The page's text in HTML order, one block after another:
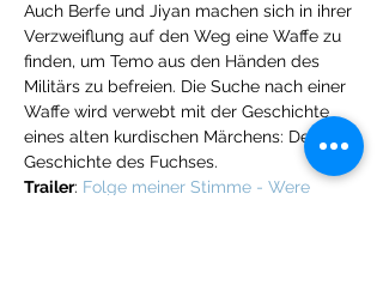
Auch Berfe und Jiyan machen sich in ihrer
Verzweiflung auf den Weg eine Waffe zu
finden, um Temo aus den Händen des
Militärs zu befreien. Die Suche nach einer
Waffe wird verwebt mit der Geschichte
eines alten kurdischen Märchens: Der
Geschichte des Fuchses.
Trailer: Folge meiner Stimme - Were